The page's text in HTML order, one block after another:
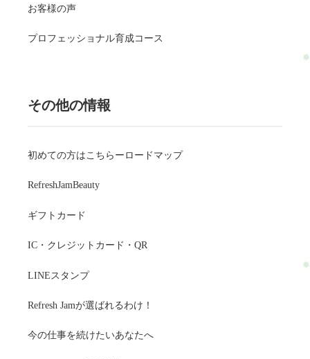
お客様の声
プロフェッショナル育成コース
その他の情報
初めての方はこちらーロードマップ
RefreshJamBeauty
ギフトカード
IC・クレジットカード・QR
LINEスタンプ
Refresh Jamが選ばれるわけ！
今の仕事を続けたいあなたへ